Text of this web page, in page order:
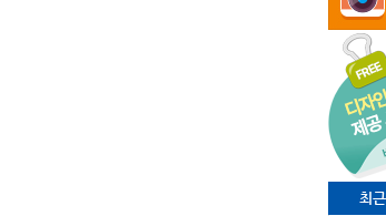
최